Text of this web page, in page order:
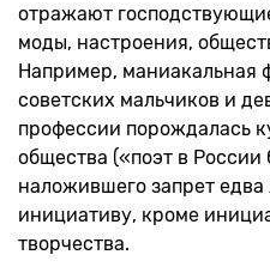
отражают
моды, настроения,
Например, маниакальная
советских мальчиков и
профессии порождалась
общества («поэт в России
наложившего запрет
инициативу, кроме
творчества.